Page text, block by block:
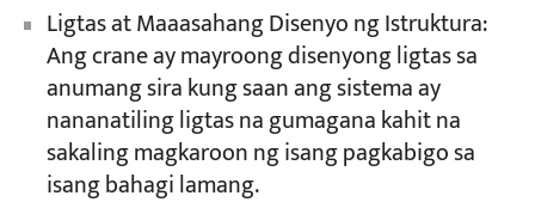
Ligtas at Maaasahang Disenyo ng Istruktura:
Ang crane ay mayroong disenyong ligtas sa
anumang sira kung saan ang sistema ay
nananatiling ligtas na gumagana kahit na
sakaling magkaroon ng isang pagkabigo sa
isang bahagi lamang.